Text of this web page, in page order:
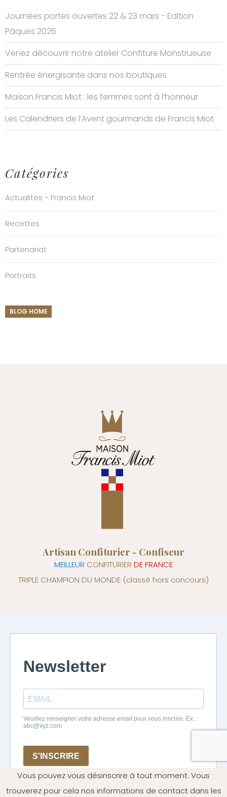
Journées portes ouvertes 22 & 23 mars - Edition
Pâques 2026
Venez découvrir notre atelier Confiture Monstrueuse
Rentrée énergisante dans nos boutiques
Maison Francis Miot : les femmes sont à l’honneur
Les Calendriers de l’Avent gourmands de Francis Miot
Catégories
Actualités - Francis Miot
Recettes
Partenariat
Portraits
BLOG HOME
Artisan Confiturier - Confiseur
MEILLEUR CONFITURIER DE FRANCE
TRIPLE CHAMPION DU MONDE (classé hors concours)
Vous pouvez vous désinscrire à tout moment. Vous
trouverez pour cela nos informations de contact dans les